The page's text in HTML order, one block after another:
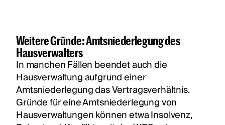
Weitere Gründe: Amtsniederlegung des
Hausverwalters
In manchen Fällen beendet auch die
Hausverwaltung aufgrund einer
Amtsniederlegung das Vertragsverhältnis.
Gründe für eine Amtsniederlegung von
Hausverwaltungen können etwa Insolvenz,